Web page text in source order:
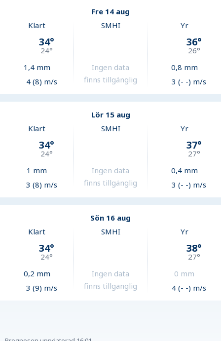
Fre 14 aug
Klart
34°
24°
1,4mm
4 (8) m/s
SMHI
Ingen data
finns tillgänglig
Yr
36°
26°
0,8 mm
3 (- -) m/s
Lör 15 aug
Klart
34°
24°
1 mm
3 (8) m/s
SMHI
Ingen data
finns tillgänglig
Yr
37°
27°
0,4mm
3 (- -) m/s
Sön 16 aug
Klart
34°
24°
0,2 mm
3 (9) m/s
SMHI
Ingen data
finns tillgänglig
Yr
38°
27°
0 mm
4 (- -) m/s